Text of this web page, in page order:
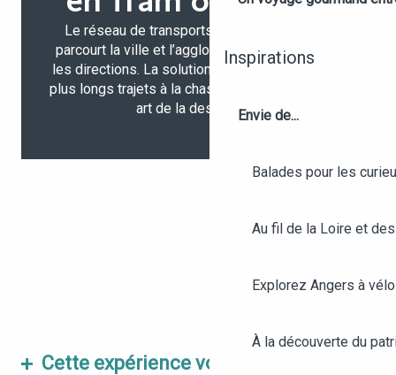
Inspirations
Envie de...
Balades pour les
Au fil de la Loire et
Explorez Angers à vélo
À la découverte du
Le réseau de transports en commun
parcourt la ville et l’agglomération dans toutes
les directions. La solution parfaite pour faire de
plus longs trajets à la chasse aux œuvres street
art de la destination.
Cette expérience vous plaît ?